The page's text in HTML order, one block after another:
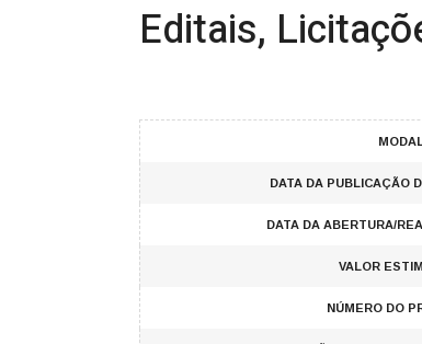
Editais,
DATA DA PUBLICAÇÃO
DATA DA ABERTURA/
VALOR
NÚMERO DO